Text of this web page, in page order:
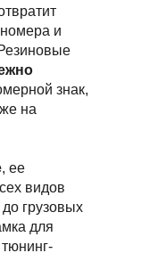
и
знак,
на
, ее
видов
грузовых
для